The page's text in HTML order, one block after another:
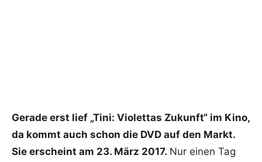
Gerade erst lief „Tini: Violettas Zukunft“ im Kino,
da kommt auch schon die DVD auf den Markt.
Sie erscheint am 23. März 2017. Nur einen Tag